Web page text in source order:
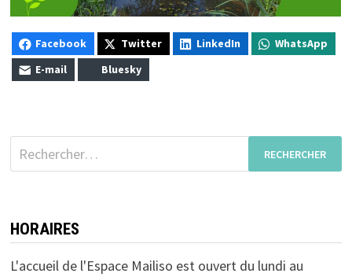
Facebook Twitter LinkedIn
WhatsApp
E-mail
Bluesky
Rechercher :
HORAIRES
L'accueil de l'Espace Mailiso est ouvert du lundi au